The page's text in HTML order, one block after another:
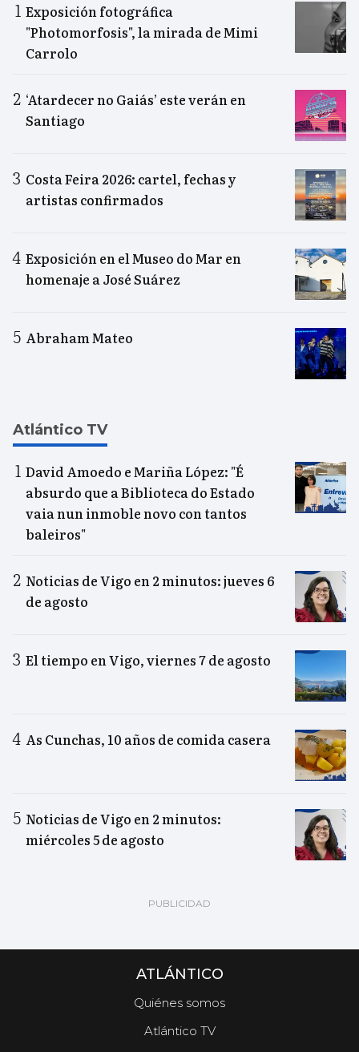
Exposición fotográfica
"Photomorfosis", la mirada de Mimi
Carrolo
‘Atardecer no Gaiás’ este verán en
Santiago
Costa Feira 2026: cartel, fechas y
artistas confirmados
Exposición en el Museo do Mar en
homenaje a José Suárez
Abraham Mateo
Atlántico TV
David Amoedo e Mariña López: "É
absurdo que a Biblioteca do Estado
vaia nun inmoble novo con tantos
baleiros"
Noticias de Vigo en 2 minutos: jueves 6
de agosto
El tiempo en Vigo, viernes 7 de agosto
As Cunchas, 10 años de comida casera
Noticias de Vigo en 2 minutos:
miércoles 5 de agosto
ATLÁNTICO
Quiénes somos
Atlántico TV